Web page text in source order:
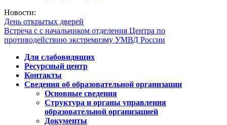
Новости:
День открытых дверей
Встреча с с начальником отделения Центра по
противодействию экстремизму УМВД России
Для слабовидящих
Ресурсный центр
Контакты
Сведения об образовательной организации
Основные сведения
Структура и органы управления
образовательной организацией
Документы